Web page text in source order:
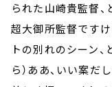
られた山崎貴監督
超大御所監督です
トの別れのシーン、
ら）ああ、いい案